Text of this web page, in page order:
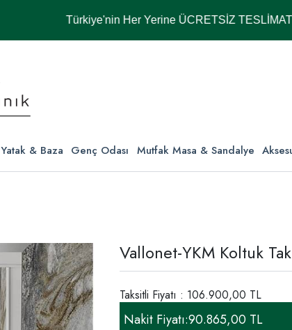
Türkiye'nin Her Yerine ÜCRETSİZ TESLİMAT VE
Yatak & Baza Genç Odası Mutfak Masa & Sandalye
Vallonet-YKM Koltuk
Taksitli Fiyatı : 106.900,00 TL
Nakit Fiyatı:90.865,00 TL